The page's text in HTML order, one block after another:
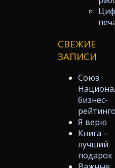
СВЕЖИЕ
ЗАПИСИ
Союз
бизнес-
Я верю
Книга –
лучший
подарок